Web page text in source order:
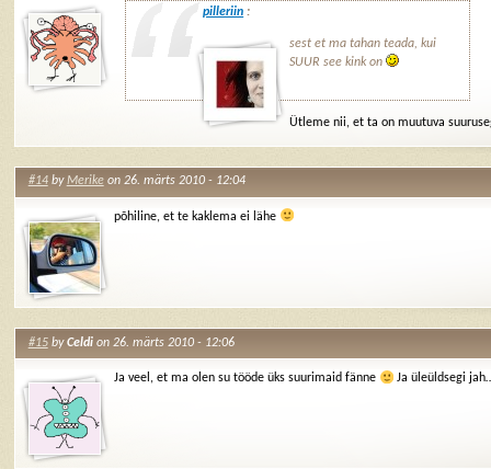
pilleriin :
sest et ma tahan teada, kui
SUUR see kink on
Ütleme nii, et ta on muutuva
#14byMerikeon 26. märts 2010 - 12:04
põhiline, et te kaklema ei lähe
#15byCeldion 26. märts 2010 - 12:06
Ja veel, et ma olen su tööde üks suurimaid fänne Ja üleüldsegi